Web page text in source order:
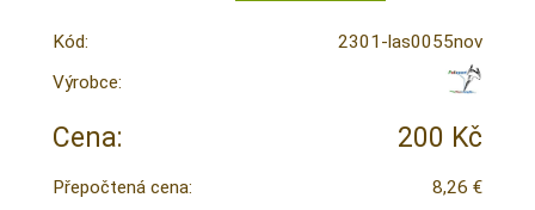
Kód:
2301-las0055nov
Výrobce:
Cena: 200 Kč
Přepočtená cena: 8,26 €